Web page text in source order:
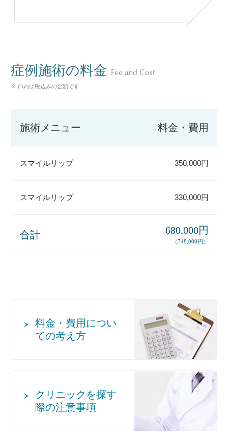
症例施術の料金 Fee and Cost
※ ( )内は税込みの金額です
施術メニュー 料金・費用
スマイルリップ 350,000円
スマイルリップ 330,000円
合計 680,000円
（748,000円）
料金・費用につい
ての考え方
クリニックを探す
際の注意事項